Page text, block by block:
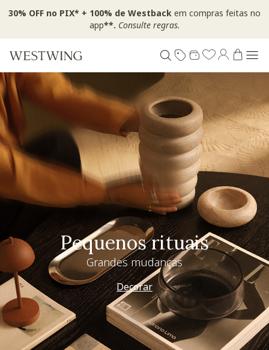
30% OFF no PIX* + 100% de Westback em compras feitas no
app**. Consulte regras.
Pequenos rituais
Grandes mudanças
Decorar